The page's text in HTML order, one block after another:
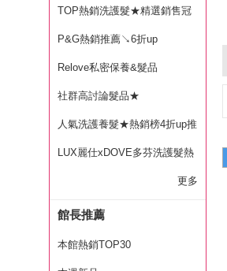
TOP熱銷洗護髮★精選銷售冠
軍
P&G熱銷推薦↘6折up
Relove私密保養&髮品
社群高討論髮品★
人氣洗護養髮★熱銷榜4折up推
薦
LUX麗仕xDOVE多芬洗護髮熱
更多
館長推薦
本館熱銷TOP30